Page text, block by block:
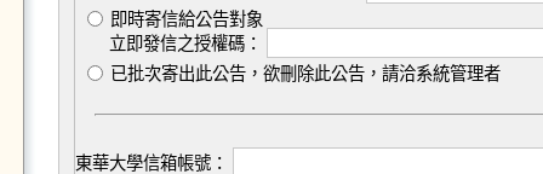
即時寄信給公告對象
立即發信之授權碼：
已批次寄出此公告，欲刪除此公告，請洽系統管理者
東華大學信箱帳號：